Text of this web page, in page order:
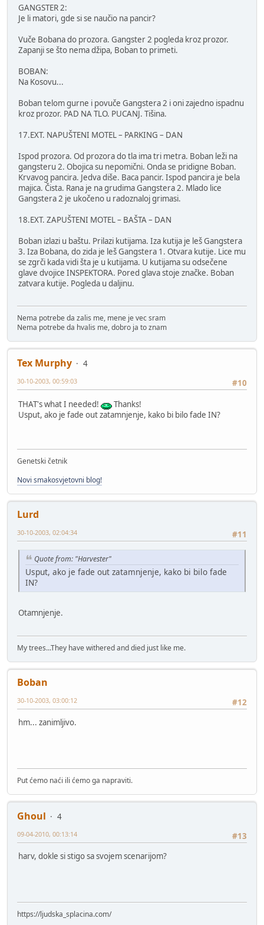
GANGSTER 2:
Je li matori, gde si se naučio na pancir?
Vuče Bobana do prozora. Gangster 2 pogleda kroz prozor.
Zapanji se što nema džipa, Boban to primeti.
BOBAN:
Na Kosovu...
Boban telom gurne i povuče Gangstera 2 i oni zajedno ispadnu
kroz prozor. PAD NA TLO. PUCANJ. Tišina.
17.EXT. NAPUŠTENI MOTEL – PARKING – DAN
Ispod prozora. Od prozora do tla ima tri metra. Boban leži na
gangsteru 2. Obojica su nepomični. Onda se pridigne Boban.
Krvavog pancira. Jedva diše. Baca pancir. Ispod pancira je bela
majica. Čista. Rana je na grudima Gangstera 2. Mlado lice
Gangstera 2 je ukočeno u radoznaloj grimasi.
18.EXT. ZAPUŠTENI MOTEL – BAŠTA – DAN
Boban izlazi u baštu. Prilazi kutijama. Iza kutija je leš Gangstera
3. Iza Bobana, do zida je leš Gangstera 1. Otvara kutije. Lice mu
se zgrči kada vidi šta je u kutijama. U kutijama su odsečene
glave dvojice INSPEKTORA. Pored glava stoje značke. Boban
zatvara kutije. Pogleda u daljinu.
Nema potrebe da zalis me, mene je vec sram
Nema potrebe da hvalis me, dobro ja to znam
Tex Murphy
4
#10
30-10-2003, 00:59:03
THAT's what I needed!
Thanks!
Usput, ako je fade out zatamnjenje, kako bi bilo fade IN?
Genetski četnik
Novi smakosvjetovni blog!
Lurd
#11
30-10-2003, 02:04:34
Quote from: "Harvester"
Usput, ako je fade out zatamnjenje, kako bi bilo fade
IN?
Otamnjenje.
My trees...They have withered and died just like me.
Boban
#12
30-10-2003, 03:00:12
hm... zanimljivo.
Put ćemo naći ili ćemo ga napraviti.
Ghoul
4
#13
09-04-2010, 00:13:14
harv, dokle si stigo sa svojem scenarijom?
https://ljudska_splacina.com/